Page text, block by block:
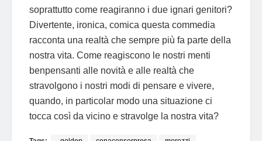
soprattutto come reagiranno i due ignari genitori?
Divertente, ironica, comica questa commedia
racconta una realtà che sempre più fa parte della
nostra vita. Come reagiscono le nostri menti
benpensanti alle novità e alle realtà che
stravolgono i nostri modi di pensare e vivere,
quando, in particolar modo una situazione ci
tocca così da vicino e stravolge la nostra vita?